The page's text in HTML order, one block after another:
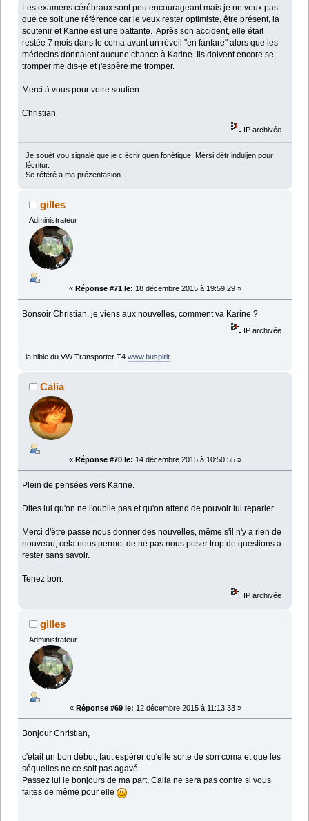
Les examens cérébraux sont peu encourageant mais je ne veux pas
que ce soit une référence car je veux rester optimiste, être présent, la
soutenir et Karine est une battante. Après son accident, elle était
restée 7 mois dans le coma avant un réveil "en fanfare" alors que les
médecins donnaient aucune chance à Karine. Ils doivent encore se
tromper me dis-je et j'espère me tromper.
Merci à vous pour votre soutien.
Christian.
IP archivée
Je souét vou signalé que je c écrir quen fonétique. Mérsi détr induljen pour
lécritur.
Se référé a ma prézentasion.
gilles
Administrateur
« Réponse #71 le: 18 décembre 2015 à 19:59:29 »
Bonsoir Christian, je viens aux nouvelles, comment va Karine ?
IP archivée
la bible du VW Transporter T4 www.buspirit.
Calia
« Réponse #70 le: 14 décembre 2015 à 10:50:55 »
Plein de pensées vers Karine.
Dites lui qu'on ne l'oublie pas et qu'on attend de pouvoir lui reparler.
Merci d'être passé nous donner des nouvelles, même s'il n'y a rien de
nouveau, cela nous permet de ne pas nous poser trop de questions à
rester sans savoir.
Tenez bon.
IP archivée
gilles
Administrateur
« Réponse #69 le: 12 décembre 2015 à 11:13:33 »
Bonjour Christian,
c'était un bon début, faut espérer qu'elle sorte de son coma et que les
séquelles ne ce soit pas agavé.
Passez lui le bonjours de ma part, Calia ne sera pas contre si vous
faites de même pour elle